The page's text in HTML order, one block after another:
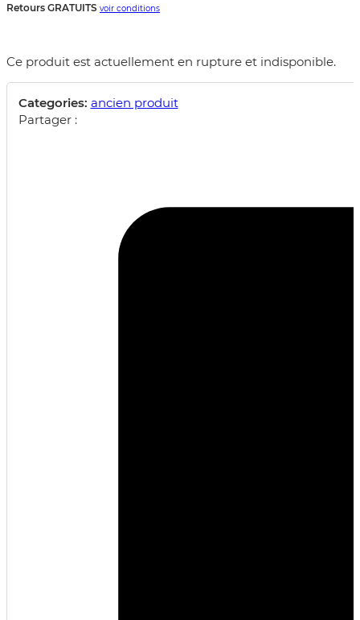
Retours GRATUITS voir conditions
Ce produit est actuellement en rupture et indisponible.
Categories: ancien produit
Partager :